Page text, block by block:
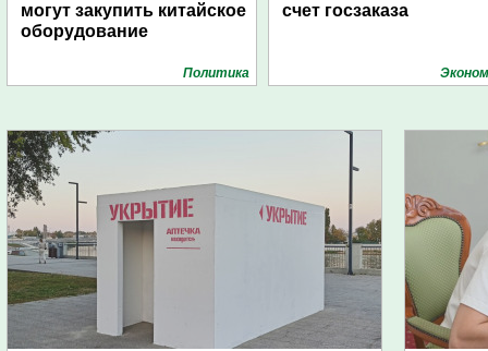
могут закупить китайское
оборудование
Политика
счет госзаказа